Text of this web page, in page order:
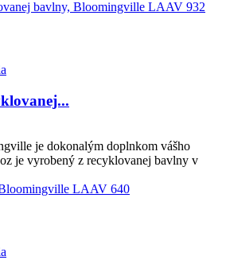
je dokonalým doplnkom vášho
je vyrobený z recyklovanej bavlny v